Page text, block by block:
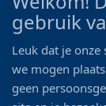
0546 - 622
06 - 11 19
gebruik
Leuk dat je onze
we mogen
geen